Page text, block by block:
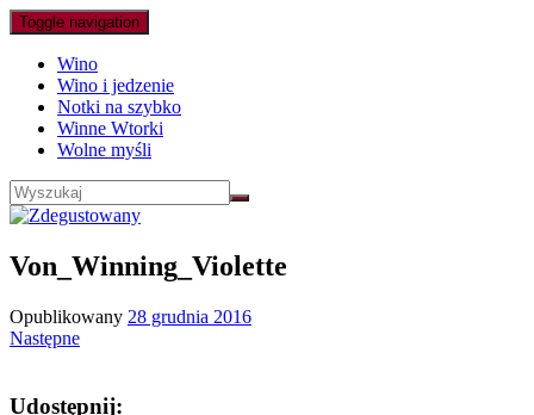
Toggle navigation
Wino
Wino i jedzenie
Notki na szybko
Winne Wtorki
Wolne myśli
Von_Winning_Violette
Opublikowany 28 grudnia 2016
Następne
Udostępnij: